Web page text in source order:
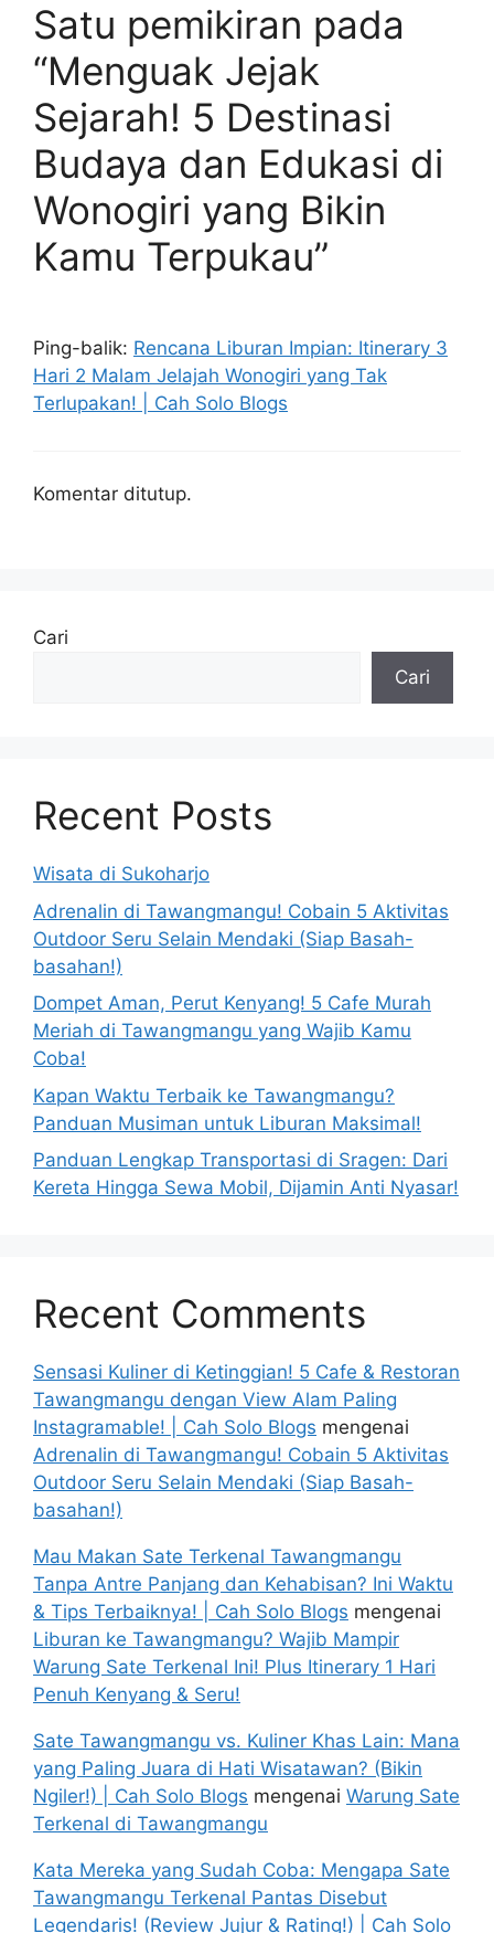
Satu pemikiran pada
“Menguak Jejak
Sejarah! 5 Destinasi
Budaya dan Edukasi di
Wonogiri yang Bikin
Kamu Terpukau”
Ping-balik: Rencana Liburan Impian: Itinerary 3
Hari 2 Malam Jelajah Wonogiri yang Tak
Terlupakan! | Cah Solo Blogs
Komentar ditutup.
Cari
Cari
Recent Posts
Wisata di Sukoharjo
Adrenalin di Tawangmangu! Cobain 5 Aktivitas
Outdoor Seru Selain Mendaki (Siap Basah-
basahan!)
Dompet Aman, Perut Kenyang! 5 Cafe Murah
Meriah di Tawangmangu yang Wajib Kamu
Coba!
Kapan Waktu Terbaik ke Tawangmangu?
Panduan Musiman untuk Liburan Maksimal!
Panduan Lengkap Transportasi di Sragen: Dari
Kereta Hingga Sewa Mobil, Dijamin Anti Nyasar!
Recent Comments
Sensasi Kuliner di Ketinggian! 5 Cafe & Restoran
Tawangmangu dengan View Alam Paling
Instagramable! | Cah Solo Blogs mengenai
Adrenalin di Tawangmangu! Cobain 5 Aktivitas
Outdoor Seru Selain Mendaki (Siap Basah-
basahan!)
Mau Makan Sate Terkenal Tawangmangu
Tanpa Antre Panjang dan Kehabisan? Ini Waktu
& Tips Terbaiknya! | Cah Solo Blogs mengenai
Liburan ke Tawangmangu? Wajib Mampir
Warung Sate Terkenal Ini! Plus Itinerary 1 Hari
Penuh Kenyang & Seru!
Sate Tawangmangu vs. Kuliner Khas Lain: Mana
yang Paling Juara di Hati Wisatawan? (Bikin
Ngiler!) | Cah Solo Blogs mengenai Warung Sate
Terkenal di Tawangmangu
Kata Mereka yang Sudah Coba: Mengapa Sate
Tawangmangu Terkenal Pantas Disebut
Legendaris! (Review Jujur & Rating!) | Cah Solo